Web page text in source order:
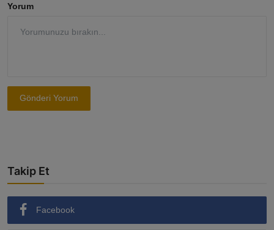
Yorum
Gönderi Yorum
Takip Et
Facebook